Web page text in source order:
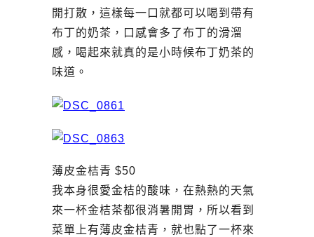
開打散，這樣每一口就都可以喝到帶有
布丁的奶茶，口感會多了布丁的滑溜
感，喝起來就真的是小時候布丁奶茶的
味道。
薄皮金桔青 $50
我本身很愛金桔的酸味，在熱熱的天氣
來一杯金桔茶都很消暑開胃，所以看到
菜單上有薄皮金桔青，就也點了一杯來